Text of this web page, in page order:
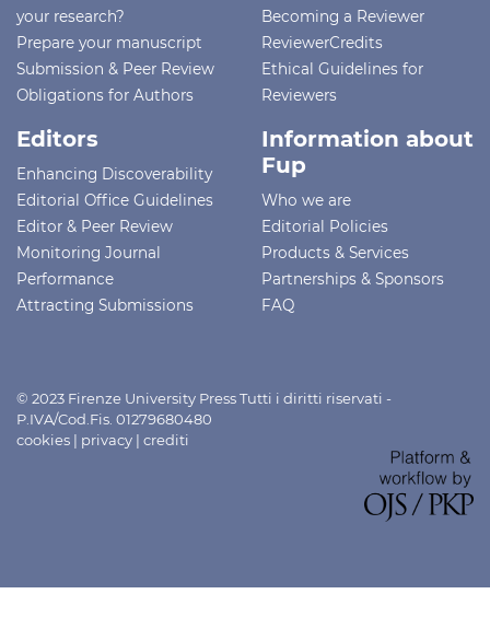
your research?
Prepare your manuscript
Submission & Peer Review
Obligations for Authors
Becoming a Reviewer
ReviewerCredits
Ethical Guidelines for
Reviewers
Editors
Enhancing Discoverability
Editorial Office Guidelines
Editor & Peer Review
Monitoring Journal
Performance
Attracting Submissions
Information about
Fup
Who we are
Editorial Policies
Products & Services
Partnerships & Sponsors
FAQ
© 2023 Firenze University Press Tutti i diritti riservati -
P.IVA/Cod.Fis. 01279680480
cookies | privacy | crediti